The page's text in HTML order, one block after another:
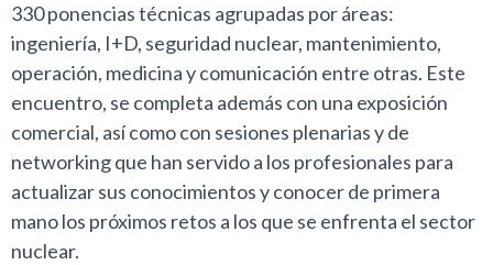
330 ponencias técnicas agrupadas por áreas:
ingeniería, I+D, seguridad nuclear, mantenimiento,
operación, medicina y comunicación entre otras. Este
encuentro, se completa además con una exposición
comercial, así como con sesiones plenarias y de
networking que han servido a los profesionales para
actualizar sus conocimientos y conocer de primera
mano los próximos retos a los que se enfrenta el sector
nuclear.